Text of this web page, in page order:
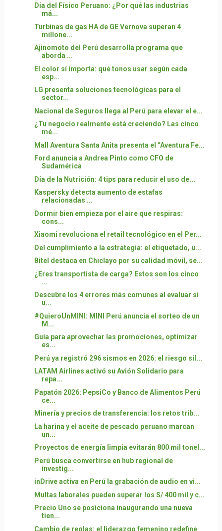
Día del Físico Peruano: ¿Por qué las industrias
má...
Turbinas de gas HA de GE Vernova superan 4
millone...
Ajinomoto del Perú desarrolla programa que
aborda ...
El color sí importa: qué tonos usar según cada
esp...
LG presenta soluciones tecnológicas para el
sector...
Nacional de Seguros llega al Perú para elevar el e...
¿Tu negocio realmente está creciendo? Las cinco
mé...
Mall Aventura Santa Anita presenta el “Aventura Fe...
Ford anuncia a Andrea Pinto como CFO de
Sudamérica
Día de la Nutrición: 4 tips para reducir el uso de...
Kaspersky detecta aumento de estafas
relacionadas ...
Dormir bien empieza por el aire que respiras:
cons...
Xiaomi revoluciona el retail tecnológico en el Per...
Del cumplimiento a la estrategia: el etiquetado, u...
Bitel destaca en Chiclayo por su calidad móvil, se...
¿Eres transportista de carga? Estos son los cinco
...
Descubre los 4 errores más comunes al evaluar si
u...
#QuieroUnMINI: MINI Perú anuncia el sorteo de un
M...
Guía para aprovechar las promociones, optimizar
es...
Perú ya registró 296 sismos en 2026: el riesgo sil...
LATAM Airlines activó su Avión Solidario para
repa...
Papatón 2026: PepsiCo y Banco de Alimentos Perú
ce...
Minería y precios de transferencia: los retos trib...
La harina y el aceite de pescado peruano marcan
un...
Proyectos de energía limpia evitarán 800 mil tonel...
Perú busca convertirse en hub regional de
investig...
inDrive activa en Perú la grabación de audio en vi...
Multas laborales pueden superar los S/ 400 mil y c...
Precio Uno se posiciona inaugurando una nueva
tien...
Cambio de reglas: el liderazgo femenino redefine